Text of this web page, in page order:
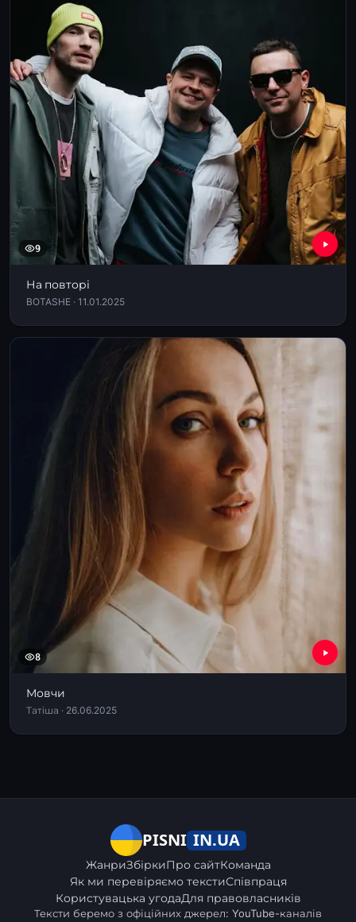
9
На повторі
BOTASHE · 11.01.2025
8
Мовчи
Татіша · 26.06.2025
PISNI IN.UA
ЖанриЗбіркиПро сайтКоманда
Як ми перевіряємо текстиСпівпраця
Користувацька угодаДля правовласників
Тексти беремо з офіційних джерел: YouTube-каналів